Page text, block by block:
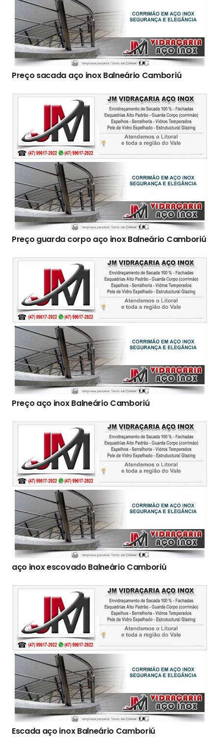
Preço sacada aço inox Balneário Camboriú
Preço guarda corpo aço inox Balneário Camboriú
Preço aço inox Balneário Camboriú
aço inox escovado Balneário Camboriú
Escada aço inox Balneário Camboriú